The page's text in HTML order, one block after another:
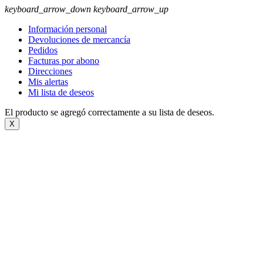
keyboard_arrow_down keyboard_arrow_up
Información personal
Devoluciones de mercancía
Pedidos
Facturas por abono
Direcciones
Mis alertas
Mi lista de deseos
El producto se agregó correctamente a su lista de deseos.
X